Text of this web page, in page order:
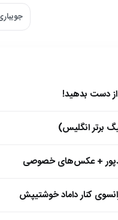
+ عکس‌های خصوصی
کنار داماد خوشتیپش